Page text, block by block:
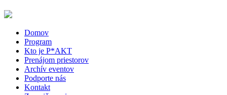
Domov
Program
Kto je P*AKT
Prenájom priestorov
Archív eventov
Podporte nás
Kontakt